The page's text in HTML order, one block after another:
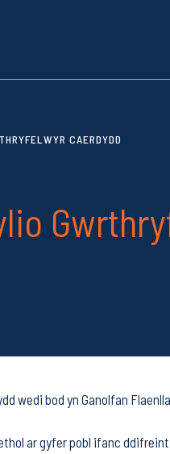
CAERDYDD
wedi bod yn Ganolfan
ar gyfer pobl ifanc